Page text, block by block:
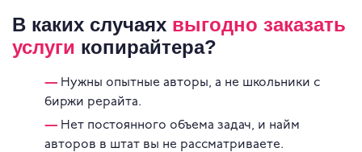
В каких случаях выгодно заказать
услуги копирайтера?
Нужны опытные авторы, а не школьники с
биржи рерайта.
Нет постоянного объема задач, и найм
авторов в штат вы не рассматриваете.